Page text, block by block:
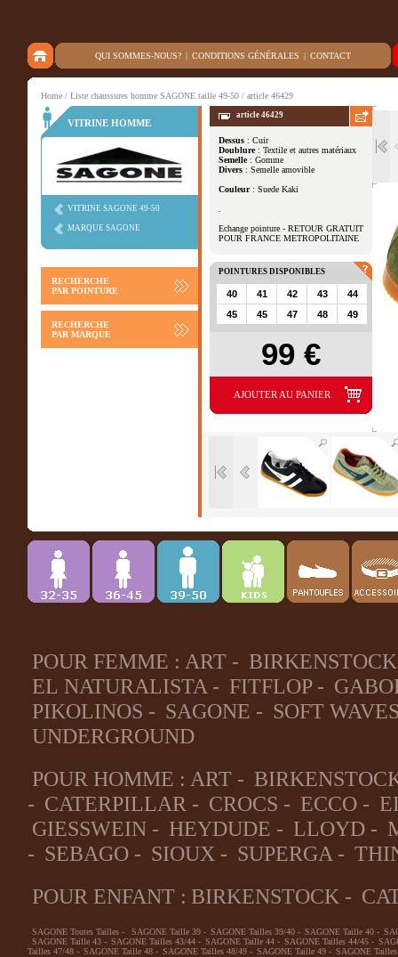
QUI SOMMES-NOUS? | CONDITIONS GÉNÉRALES | CONTACT
Home / Liste chaussures homme SAGONE taille 49-50 / article 46429
VITRINE HOMME
VITRINE SAGONE 49-50
MARQUE SAGONE
RECHERCHE
PAR POINTURE
RECHERCHE
PAR MARQUE
article 46429
Dessus : Cuir
Doublure: Textile et autres matériaux
Semelle: Gomme
Divers : Semelle amovible
Couleur : Suede Kaki
Echange pointure - RETOUR GRATUIT
POUR FRANCE METROPOLITAINE
POINTURES DISPONIBLES
40 41 42 43
44
45
45 47 48 49
99 €
AJOUTER AU PANIER
Autres vues
POUR FEMME : ART - BIRKENSTOCK
EL NATURALISTA - FITFLOP-
PIKOLINOS - SAGONE - SOFT
UNDERGROUND
POUR HOMME : ART -
- CATERPILLAR - CROCS - ECCO -
GIESSWEIN - HEYDUDE - LLOYD -
- SEBAGO - SIOUX - SUPERGA -
POUR ENFANT : BIRKENSTOCK -
SAGONE Toutes Tailles - SAGONE Taille 39 - SAGONE Tailles 39/40 - SAGONE Taille 40 -
SAGONE Taille 43 - SAGONE Tailles 43/44 - SAGONE Taille 44 - SAGONE Tailles 44/45 -
Tailles 47/48 - SAGONE Taille 48 - SAGONE Tailles 48/49 - SAGONE Taille 49 - SAGONE